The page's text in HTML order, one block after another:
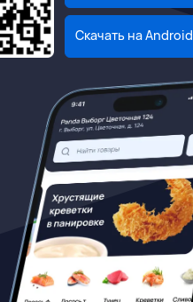
Скачать на Android